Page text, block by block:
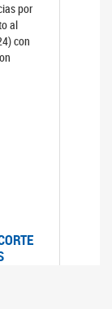
por
al
con